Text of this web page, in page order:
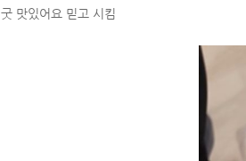
굿 맛있어요 믿고 시킴